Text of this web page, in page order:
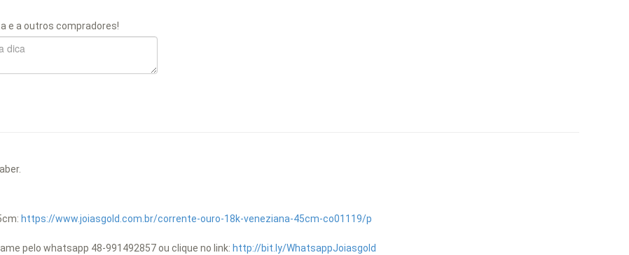
e a outros compradores!
https://www.joiasgold.com.br/corrente-ouro-18k-veneziana-45cm-co01119/p
pelo whatsapp 48-991492857 ou clique no link: http://bit.ly/WhatsappJoiasgold